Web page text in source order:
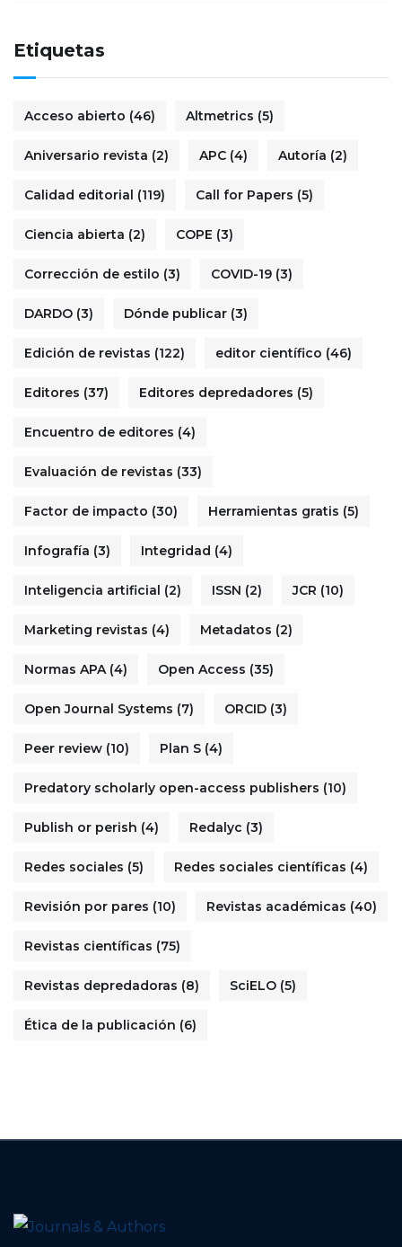
Etiquetas
Acceso abierto (46) Altmetrics (5)
Aniversario revista (2) APC (4) Autoría (2)
Calidad editorial (119) Call for Papers (5)
Ciencia abierta (2) COPE (3)
Corrección de estilo (3) COVID-19 (3)
DARDO (3) Dónde publicar (3)
Edición de revistas (122) editor científico (46)
Editores (37) Editores depredadores (5)
Encuentro de editores (4)
Evaluación de revistas (33)
Factor de impacto (30) Herramientas gratis (5)
Infografía (3) Integridad (4)
Inteligencia artificial (2) ISSN (2) JCR (10)
Marketing revistas (4) Metadatos (2)
Normas APA(4) Open Access (35)
Open Journal Systems (7) ORCID (3)
Peer review (10) Plan S (4)
Predatory scholarly open-access publishers (10)
Publish or perish (4) Redalyc (3)
Redes sociales (5) Redes sociales científicas (4)
Revisión por pares (10) Revistas académicas (40)
Revistas científicas (75)
Revistas depredadoras (8) SciELO (5)
Ética de la publicación (6)